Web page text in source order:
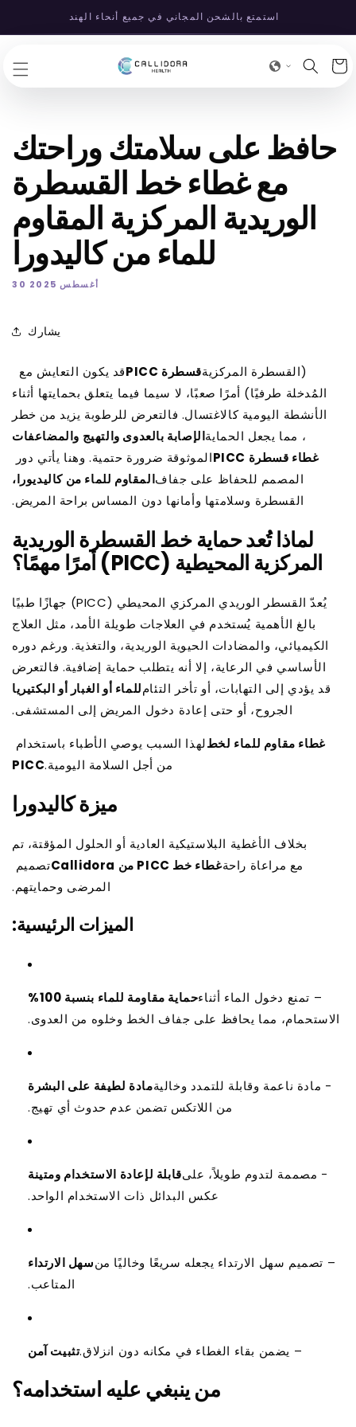
المحتوى
استمتع بالشحن المجاني في جميع أنحاء الهند
التسوق
حافظ على سلامتك وراحتك
مع غطاء خط القسطرة
الوريدية المركزية المقاوم
للماء من كاليدورا
30 أغسطس 2025
يشارك
قد يكون التعايش مع قسطرة PICC(القسطرة المركزية
المُدخلة طرفيًا) أمرًا صعبًا، لا سيما فيما يتعلق بحمايتها أثناء
الأنشطة اليومية كالاغتسال. فالتعرض للرطوبة يزيد من خطر
الإصابة بالعدوى والتهيج والمضاعفات، مما يجعل الحماية
الموثوقة ضرورة حتمية. وهنا يأتي دورغطاء قسطرة PICC
المقاوم للماء من كاليديورا،المصمم للحفاظ على جفاف
القسطرة وسلامتها وأمانها دون المساس براحة المريض.
لماذا تُعد حماية خط القسطرة الوريدية
المركزية المحيطية (PICC) أمرًا مهمًا؟
يُعدّ القسطر الوريدي المركزي المحيطي (PICC) جهازًا طبيًا
بالغ الأهمية يُستخدم في العلاجات طويلة الأمد، مثل العلاج
الكيميائي، والمضادات الحيوية الوريدية، والتغذية. ورغم دوره
الأساسي في الرعاية، إلا أنه يتطلب حماية إضافية. فالتعرض
للماء أو الغبار أو البكتيرياقد يؤدي إلى التهابات، أو تأخر التئام
الجروح، أو حتى إعادة دخول المريض إلى المستشفى.
لهذا السبب يوصي الأطباء باستخدامغطاء مقاوم للماء لخط
PICCمن أجل السلامة اليومية.
ميزة كاليدورا
بخلاف الأغطية البلاستيكية العادية أو الحلول المؤقتة، تم
تصميم
غطاء خط PICC من Callidoraمع مراعاة راحة
المرضى وحمايتهم.
الميزات الرئيسية:
حماية مقاومة للماء بنسبة 100%– تمنع دخول الماء أثناء
الاستحمام، مما يحافظ على جفاف الخط وخلوه من العدوى.
مادة لطيفة على البشرة- مادة ناعمة وقابلة للتمدد وخالية
من اللاتكس تضمن عدم حدوث أي تهيج.
قابلة لإعادة الاستخدام ومتينة- مصممة لتدوم طويلاً، على
عكس البدائل ذات الاستخدام الواحد.
سهل الارتداء– تصميم سهل الارتداء يجعله سريعًا وخاليًا من
المتاعب.
تثبيت آمن– يضمن بقاء الغطاء في مكانه دون انزلاق.
من ينبغي عليه استخدامه؟